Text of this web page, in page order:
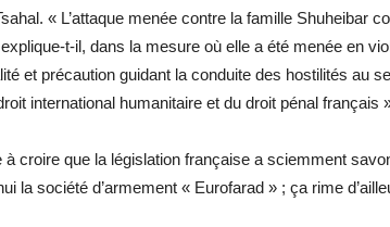
« L’attaque menée contre la famille Shuheibar
t-il, dans la mesure où elle a été menée en
et précaution guidant la conduite des hostilités au
international humanitaire et du droit pénal français
croire que la législation française a sciemment
la société d’armement « Eurofarad » ; ça rime